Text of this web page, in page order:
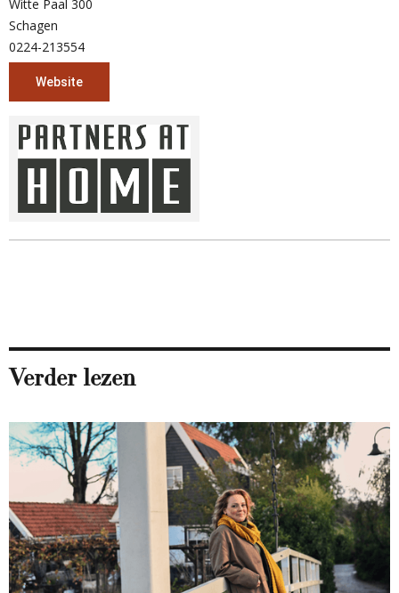
Witte Paal 300
Schagen
0224-213554
Website
Verder lezen